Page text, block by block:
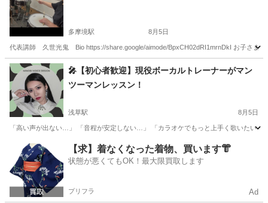
多摩境駅 8月5日
代表講師 久世光鬼 Bio https://share.google/aimode/BpxCH02dRI1mrnDkI お子さま
東京 八王子市 多摩境駅 ドラム 夏休み
🎤【初心者歓迎】現役ボーカルトレーナーがマン
ツーマンレッスン！
浅草駅 8月5日
「高い声が出ない…」 「音程が安定しない…」 「カラオケでもっと上手く歌いたい
東京 台東区 浅草駅 ボーカル レッスン
【求】着なくなった着物、買います👘
状態が悪くてもOK！最大限買取します
プリフラ Ad